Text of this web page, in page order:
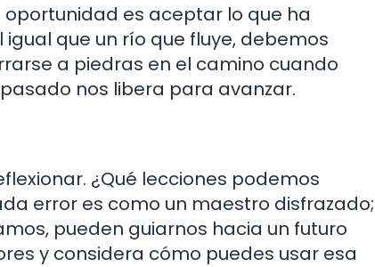
es aceptar lo que ha
igual que un río que fluye, debemos
a piedras en el camino cuando
nos libera para avanzar.
¿Qué lecciones podemos
error es como un maestro disfrazado;
pueden guiarnos hacia un futuro
y considera cómo puedes usar esa